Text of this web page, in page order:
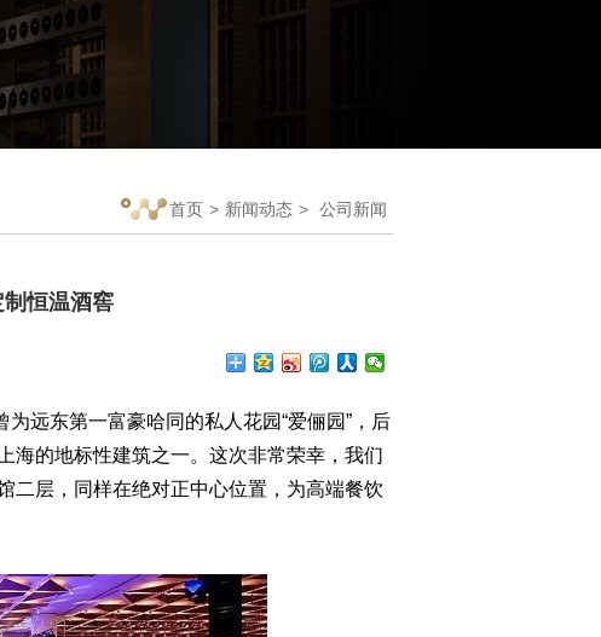
首页 > 新闻动态 > 公司新闻
恒温酒窖
远东第一富豪哈同的私人花园“爱俪园”，后
海的地标性建筑之一。这次非常荣幸，我们
二层，同样在绝对正中心位置，为高端餐饮